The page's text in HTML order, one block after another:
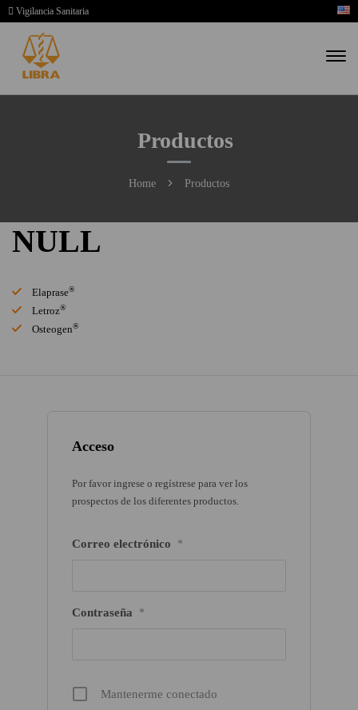
Vigilancia Sanitaria
Productos
Home Productos
Acceso
Por favor ingrese o regístrese para ver los
prospectos de los diferentes productos.
Correo electrónico *
Contraseña *
Mantenerme conectado
NULL
Elaprase®
Letroz®
Osteogen®